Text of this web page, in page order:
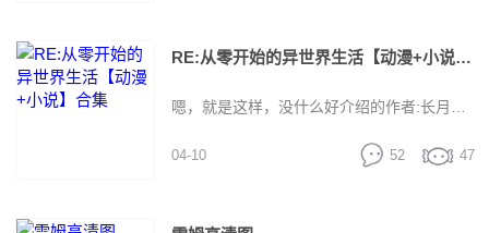
真厉害呢。在觉得厉害的同时，我也觉得不
RE:从零开始的异世界生活【动漫+小说】合集
嗯，就是这样，没什么好介绍的作者:长月达
04-10 47
52